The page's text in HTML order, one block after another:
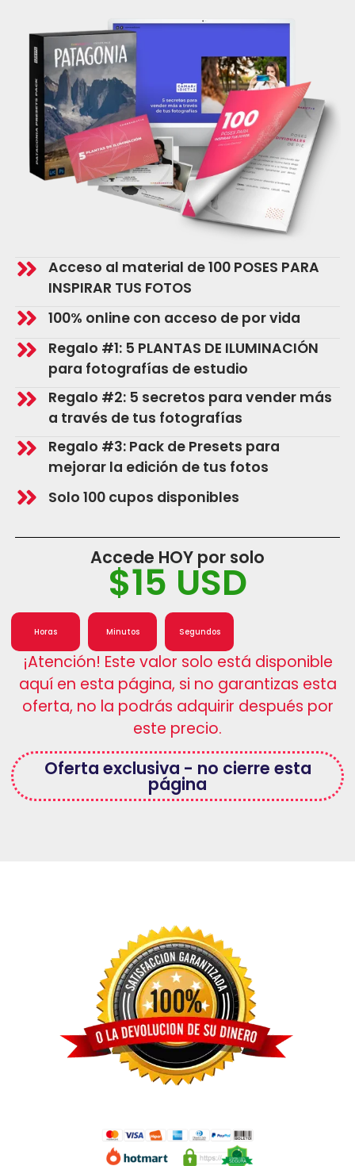
Acceso al material de 100 POSES PARA
INSPIRAR TUS FOTOS
100% online con acceso de por vida
Regalo #1: 5 PLANTAS DE ILUMINACIÓN
para fotografías de estudio
Regalo #2: 5 secretos para vender más
a través de tus fotografías
​Regalo #3: Pack de Presets para
mejorar la edición de tus fotos
Solo 100 cupos disponibles
Accede HOY por solo
$15 USD
Horas Minutos Segundos
¡Atención! Este valor solo está disponible
aquí en esta página, si no garantizas esta
oferta, no la podrás adquirir después por
este precio.
Oferta exclusiva - no cierre esta
página